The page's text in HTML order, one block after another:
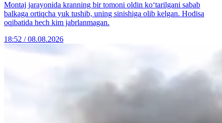
Montaj jarayonida kranning bir tomoni oldin ko‘tarilgani sabab
balkaga ortiqcha yuk tushib, uning sinishiga olib kelgan. Hodisa
oqibatida hech kim jabrlanmagan.
18:52 / 08.08.2026